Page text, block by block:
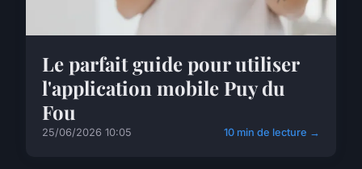
Le parfait guide pour utiliser
l'application mobile Puy du
Fou
25/06/2026 10:05 10 min de lecture →